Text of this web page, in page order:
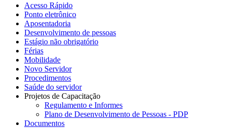
Acesso Rápido
Ponto eletrônico
Aposentadoria
Desenvolvimento de pessoas
Estágio não obrigatório
Férias
Mobilidade
Novo Servidor
Procedimentos
Saúde do servidor
Projetos de Capacitação
Regulamento e Informes
Plano de Desenvolvimento de Pessoas - PDP
Documentos